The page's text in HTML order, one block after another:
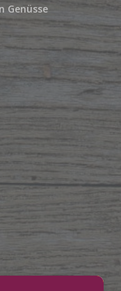
Genüsse